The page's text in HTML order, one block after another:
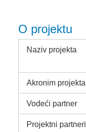
O projektu
Naziv projekta
Akronim projekta
Vodeći partner
Projektni partneri